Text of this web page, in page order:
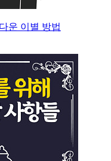
운 이별 방법